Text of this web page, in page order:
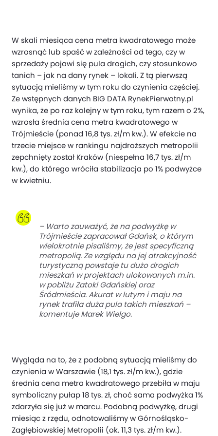
W skali miesiąca cena metra kwadratowego może
wzrosnąć lub spaść w zależności od tego, czy w
sprzedaży pojawi się pula drogich, czy stosunkowo
tanich – jak na dany rynek – lokali. Z tą pierwszą
sytuacją mieliśmy w tym roku do czynienia częściej.
Ze wstępnych danych BIG DATA RynekPierwotny.pl
wynika, że po raz kolejny w tym roku, tym razem o 2%,
wzrosła średnia cena metra kwadratowego w
Trójmieście (ponad 16,8 tys. zł/m kw.). W efekcie na
trzecie miejsce w rankingu najdroższych metropolii
zepchnięty został Kraków (niespełna 16,7 tys. zł/m
kw.), do którego wróciła stabilizacja po 1% podwyżce
w kwietniu.
– Warto zauważyć, że na podwyżkę w
Trójmieście zapracował Gdańsk, o którym
wielokrotnie pisaliśmy, że jest specyficzną
metropolią. Ze względu na jej atrakcyjność
turystyczną powstaje tu dużo drogich
mieszkań w projektach ulokowanych m.in.
w pobliżu Zatoki Gdańskiej oraz
Śródmieścia. Akurat w lutym i maju na
rynek trafiła duża pula takich mieszkań –
komentuje Marek Wielgo.
Wygląda na to, że z podobną sytuacją mieliśmy do
czynienia w Warszawie (18,1 tys. zł/m kw.), gdzie
średnia cena metra kwadratowego przebiła w maju
symboliczny pułap 18 tys. zł, choć sama podwyżka 1%
zdarzyła się już w marcu. Podobną podwyżkę, drugi
miesiąc z rzędu, odnotowaliśmy w Górnośląsko-
Zagłębiowskiej Metropolii (ok. 11,3 tys. zł/m kw.).